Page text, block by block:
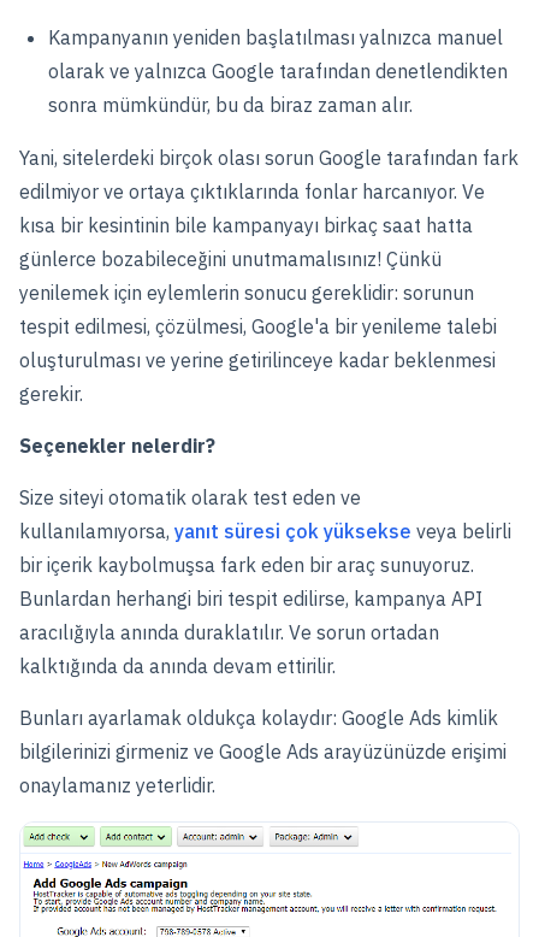
Kampanyanın yeniden başlatılması yalnızca manuel
olarak ve yalnızca Google tarafından denetlendikten
sonra mümkündür, bu da biraz zaman alır.
Yani, sitelerdeki birçok olası sorun Google tarafından fark
edilmiyor ve ortaya çıktıklarında fonlar harcanıyor. Ve
kısa bir kesintinin bile kampanyayı birkaç saat hatta
günlerce bozabileceğini unutmamalısınız! Çünkü
yenilemek için eylemlerin sonucu gereklidir: sorunun
tespit edilmesi, çözülmesi, Google'a bir yenileme talebi
oluşturulması ve yerine getirilinceye kadar beklenmesi
gerekir.
Seçenekler nelerdir?
Size siteyi otomatik olarak test eden ve
kullanılamıyorsa, yanıt süresi çok yüksekse veya belirli
bir içerik kaybolmuşsa fark eden bir araç sunuyoruz.
Bunlardan herhangi biri tespit edilirse, kampanya API
aracılığıyla anında duraklatılır. Ve sorun ortadan
kalktığında da anında devam ettirilir.
Bunları ayarlamak oldukça kolaydır: Google Ads kimlik
bilgilerinizi girmeniz ve Google Ads arayüzünüzde erişimi
onaylamanız yeterlidir.